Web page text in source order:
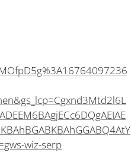
wiz-serp